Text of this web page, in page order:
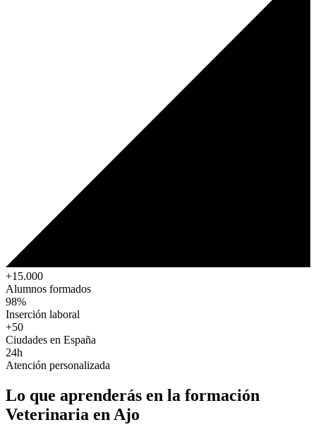
+15.000
Alumnos formados
98%
Inserción laboral
+50
Ciudades en España
24h
Atención personalizada
Lo que aprenderás en la formación
Veterinaria en Ajo